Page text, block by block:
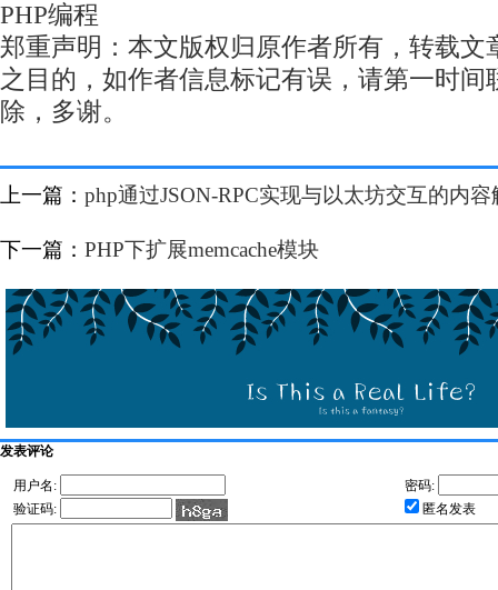
PHP编程
郑重声明：本文版权归原作者所有，转载文
之目的，如作者信息标记有误，请第一时间
除，多谢。
上一篇： php通过JSON-RPC实现与以太坊交互的内容
下一篇： PHP下扩展memcache模块
发表评论
用户名:
密码:
验证码:
匿名发表